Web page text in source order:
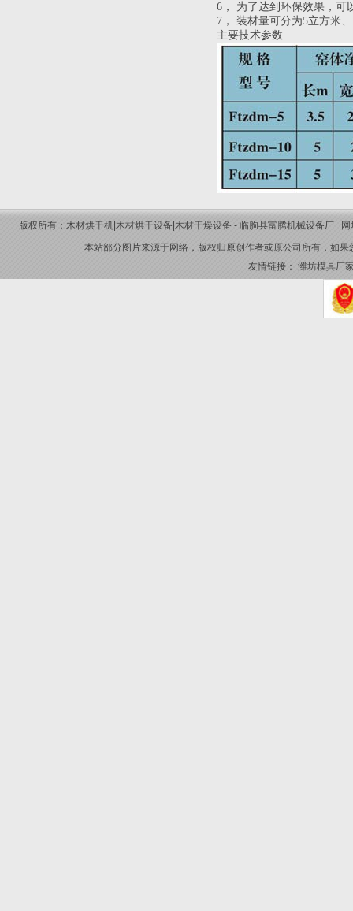
6， 为了达到环保效果，可
7， 装材量可分为5立方米、
主要技术参数
版权所有： 木材烘干机 木材烘干设备 木材干燥设备 - 临朐县富腾机械设备厂
本站部分图片来源于网络，版权归原创作者或原公司所有，如
友情链接： 潍坊模具厂